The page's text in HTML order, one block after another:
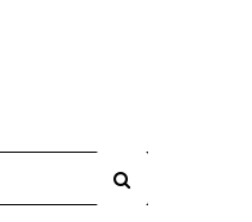
Search